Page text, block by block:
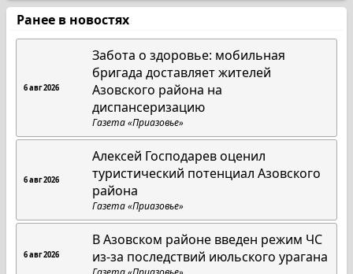
Ранее в новостях
6 авг 2026
Забота о здоровье: мобильная
бригада доставляет жителей
Азовского района на
диспансеризацию
Газета «Приазовье»
6 авг 2026
Алексей Господарев оценил
туристический потенциал Азовского
района
Газета «Приазовье»
6 авг 2026
В Азовском районе введен режим ЧС
из-за последствий июльского урагана